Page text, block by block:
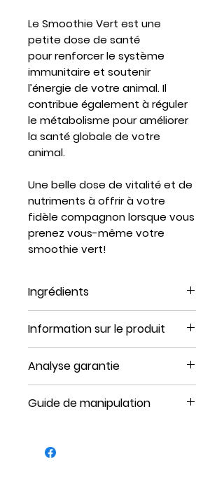
Le Smoothie Vert est une
petite dose de santé
pourrenforcer le système
immunitaire et soutenir
l’énergie de votre animal. Il
contribue également à réguler
le métabolisme pouraméliorer
la santé globale de votre
animal.
Une belle dose de vitalité et de
nutriments à offrir à votre
fidèle compagnon lorsque vous
prenez vous-même votre
smoothie vert!
Ingrédients
Épinard, Chou frisé, Varech
biologique, Basilic, Bouillon d’os
à moelle de bœuf,
Gingembre, Carotte, Poivron
rouge, Thym, Vinaigre de cidre
Information sur le produit
Analyse garantie
Protéine : min. 4,9 %
Fibre brute : max. 1,2 %
Humidité : max. 93,7 %
Guide de manipulation
tout type de nourriture.
Garder au congélateur.